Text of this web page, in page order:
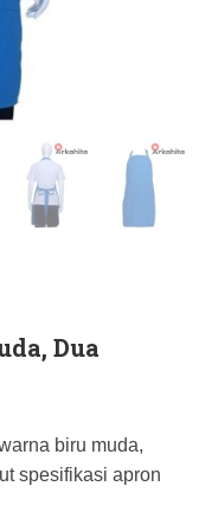
Dua
biru muda,
spesifikasi apron